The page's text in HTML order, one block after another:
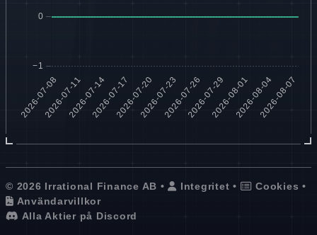
© 2026 Irrational Finance AB • Integritet • Cookies •
Användarvillkor
Alla Aktier på Discord